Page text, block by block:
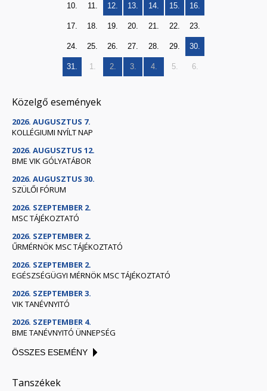
10. 11. 12. 13. 14. 15. 16.
17. 18. 19. 20. 21. 22. 23.
24. 25. 26. 27. 28. 29. 30.
31. 1. 2. 3. 4. 5. 6.
Közelgő események
2026. AUGUSZTUS 7.
KOLLÉGIUMI NYÍLT NAP
2026. AUGUSZTUS 12.
BME VIK GÓLYATÁBOR
2026. AUGUSZTUS 30.
SZÜLŐI FÓRUM
2026. SZEPTEMBER 2.
MSC TÁJÉKOZTATÓ
2026. SZEPTEMBER 2.
ŰRMÉRNÖK MSC TÁJÉKOZTATÓ
2026. SZEPTEMBER 2.
EGÉSZSÉGÜGYI MÉRNÖK MSC TÁJÉKOZTATÓ
2026. SZEPTEMBER 3.
VIK TANÉVNYITÓ
2026. SZEPTEMBER 4.
BME TANÉVNYITÓ ÜNNEPSÉG
ÖSSZES ESEMÉNY
Tanszékek